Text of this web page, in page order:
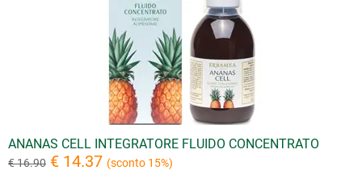
ANANAS CELL INTEGRATORE FLUIDO CONCENTRATO
€ 16.90 € 14.37 (sconto 15%)